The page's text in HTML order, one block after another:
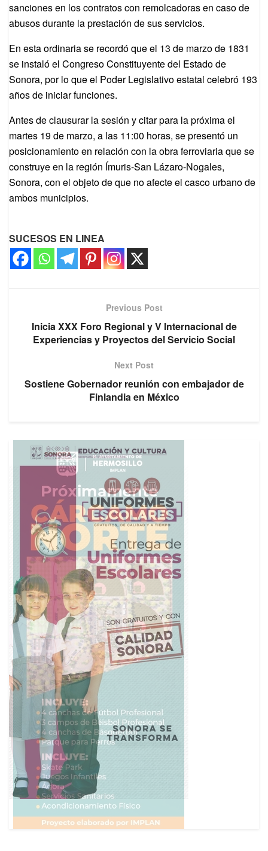
sanciones en los contratos con remolcadoras en caso de
abusos durante la prestación de sus servicios.
En esta ordinaria se recordó que el 13 de marzo de 1831
se instaló el Congreso Constituyente del Estado de
Sonora, por lo que el Poder Legislativo estatal celebró 193
años de iniciar funciones.
Antes de clausurar la sesión y citar para la próxima el
martes 19 de marzo, a las 11:00 horas, se presentó un
posicionamiento en relación con la obra ferroviaria que se
construye en la región Ímuris-San Lázaro-Nogales,
Sonora, con el objeto de que no afecte el casco urbano de
ambos municipios.
SUCESOS EN LINEA
Previous Post
Inicia XXX Foro Regional y V Internacional de
Experiencias y Proyectos del Servicio Social
Next Post
Sostiene Gobernador reunión con embajador de
Finlandia en México